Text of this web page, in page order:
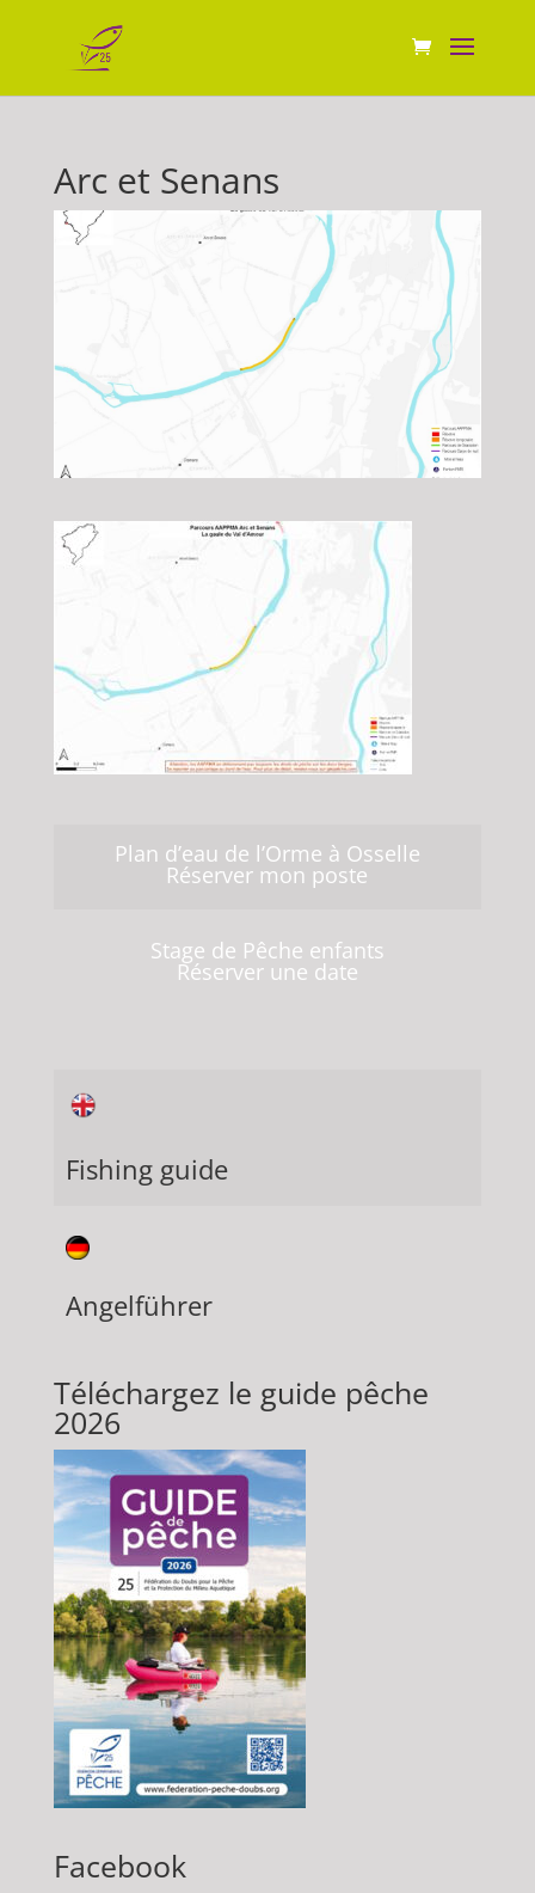
Arc et Senans
Plan d’eau de l’Orme à Osselle
Réserver mon poste
Stage de Pêche enfants
Réserver une date
Fishing guide
Angelführer
Téléchargez le guide pêche
2026
Facebook